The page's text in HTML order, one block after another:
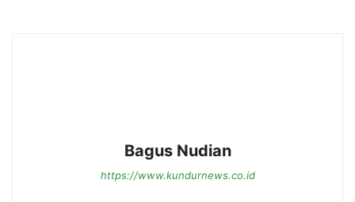
Bagus Nudian
https://www.kundurnews.co.id